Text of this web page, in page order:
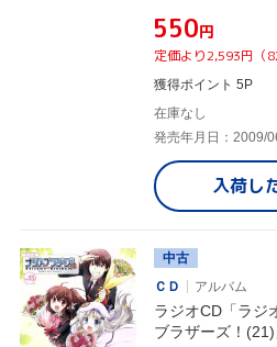
¥550円
定価より2,593円（
獲得ポイント 5P
在庫なし
発売年月日：2009/
入荷し
中古
ＣＤ
アルバム
ラジオCD「ラジ
ブラザーズ！